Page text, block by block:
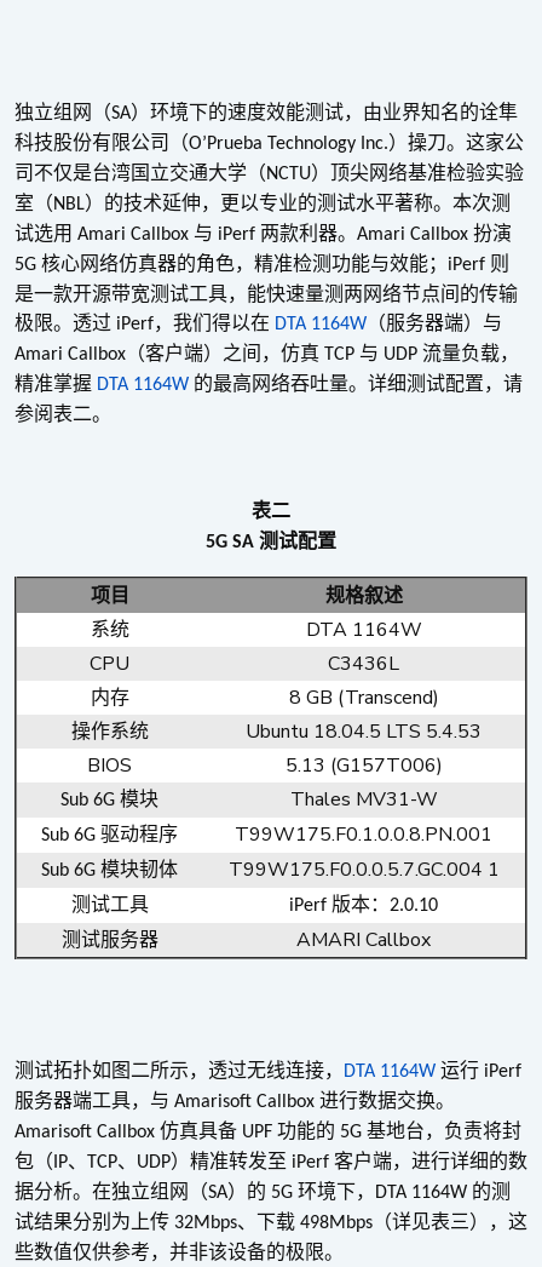
独立组网（SA）环境下的速度效能测试，由业界知名的诠隼
科技股份有限公司（O’Prueba Technology Inc.）操刀。这家公
司不仅是台湾国立交通大学（NCTU）顶尖网络基准检验实验
室（NBL）的技术延伸，更以专业的测试水平著称。本次测
试选用 Amari Callbox 与 iPerf 两款利器。 Amari Callbox 扮演
5G 核心网络仿真器的角色，精准检测功能与效能； iPerf 则
是一款开源带宽测试工具，能快速量测两网络节点间的传输
极限。透过 iPerf，我们得以在 DTA 1164W （服务器端）与
Amari Callbox （客户端）之间，仿真 TCP 与 UDP 流量负载，
精准掌握 DTA 1164W 的最高网络吞吐量。详细测试配置，请
参阅表二。
表二
5G SA 测试配置
项目
规格叙述
系统
DTA 1164W
CPU
C3436L
内存 8 GB (Transcend)
操作系统
Ubuntu 18.04.5 LTS 5.4.53
BIOS
5.13 (G157T006)
Sub 6G 模块 Thales MV31-W
Sub 6G 驱动程序 T99W175.F0.1.0.0.8.PN.001
Sub 6G 模块韧体 T99W175.F0.0.0.5.7.GC.004 1
测试工具 iPerf 版本： 2.0.10
测试服务器 AMARI Callbox
测试拓扑如图二所示，透过无线连接， DTA 1164W 运行 iPerf
服务器端工具，与 Amarisoft Callbox 进行数据交换。
Amarisoft Callbox 仿真具备 UPF 功能的 5G 基地台，负责将封
包（ IP、 TCP、 UDP）精准转发至 iPerf 客户端，进行详细的数
据分析。在独立组网（SA）的 5G 环境下， DTA 1164W 的测
试结果分别为上传 32Mbps、下载 498Mbps （详见表三），这
些数值仅供参考，并非该设备的极限。